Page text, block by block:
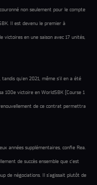
non seulement pour le compte
Il est devenu le premier à
en une saison avec 17 unités,
qu’en 2021, même s’il en a été
100e victoire en WorldSBK (Course 1
de ce contrat permettra
années supplémentaires, confie Rea.
de succès ensemble que c’est
de négociations. Il s’agissait plutôt de